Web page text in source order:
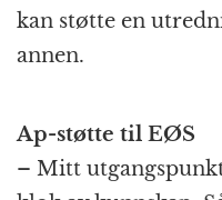
kan støtte en
annen.
Ap-støtte til EØS
– Mitt